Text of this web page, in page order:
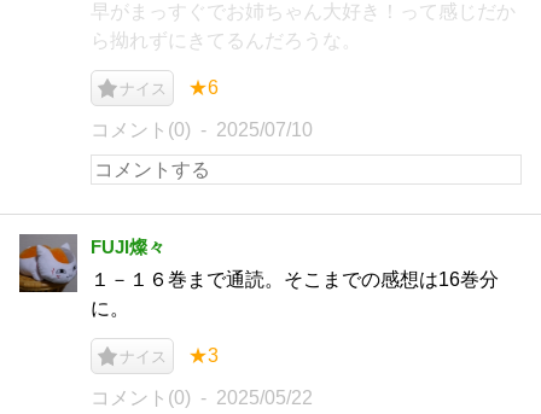
早がまっすぐでお姉ちゃん大好き！って感じだか
ら拗れずにきてるんだろうな。
ナイス ★6
コメント(0) 2025/07/10
FUJI燦々
１－１６巻まで通読。そこまでの感想は16巻分
に。
ナイス ★3
コメント(0) 2025/05/22